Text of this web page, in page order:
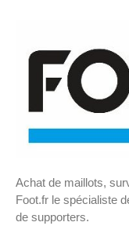
Achat de maillots,
Foot.fr le spécialiste
de supporters.